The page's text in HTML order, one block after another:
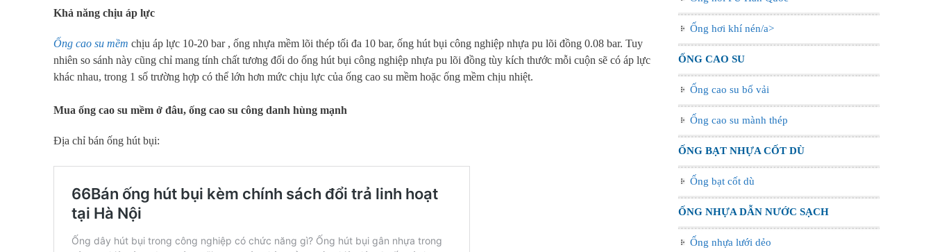
Khả năng chịu áp lực
Ống cao su mềm chịu áp lực 10-20 bar , ống nhựa mềm lõi thép tối đa 10 bar, ống hút bụi công nghiệp nhựa pu lõi đồng 0.08 bar. Tuy
nhiên so sánh này cũng chỉ mang tính chất tương đối do ống hút bụi công nghiệp nhựa pu lõi đồng tùy kích thước mỗi cuộn sẽ có áp lực
khác nhau, trong 1 số trường hợp có thể lớn hơn mức chịu lực của ống cao su mềm hoặc ống mềm chịu nhiệt.
Mua ống cao su mềm ở đâu, ống cao su công danh hùng mạnh
Địa chỉ bán ống hút bụi:
Ống hơi khí nén/a>
ỐNG CAO SU
Ống cao su bố vải
Ống cao su mành thép
ỐNG BẠT NHỰA CỐT DÙ
Ống bạt cốt dù
ỐNG NHỰA DẪN NƯỚC SẠCH
Ống nhựa lưới dẻo